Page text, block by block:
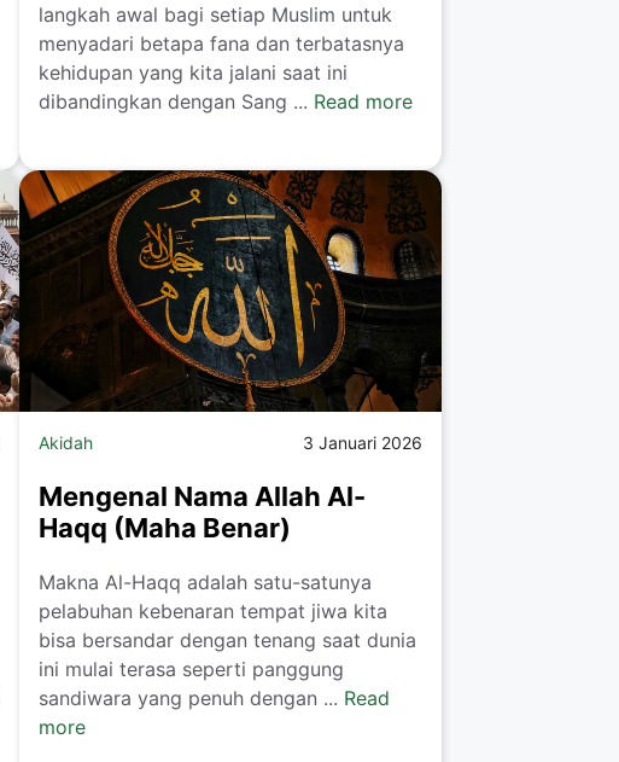
langkah awal bagi setiap Muslim untuk
menyadari betapa fana dan terbatasnya
kehidupan yang kita jalani saat ini
dibandingkan dengan Sang ... Read more
Akidah 3 Januari 2026
Mengenal Nama Allah Al-
Haqq (Maha Benar)
Makna Al-Haqq adalah satu-satunya
pelabuhan kebenaran tempat jiwa kita
bisa bersandar dengan tenang saat dunia
ini mulai terasa seperti panggung
sandiwara yang penuh dengan ... Read
more